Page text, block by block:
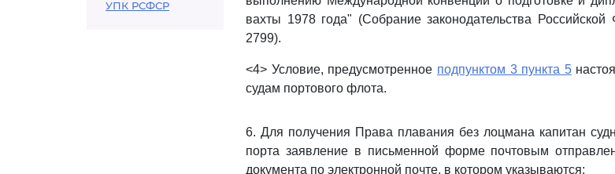
УПК РСФСР
вахты 1978 года" (Собрание законодательства
2799).
<4> Условие, предусмотренное подпунктом 3 пункта 5
судам портового флота.
6. Для получения Права плавания без лоцмана капитан
порта заявление в письменной форме почтовым
документа по электронной почте, в котором указываются: